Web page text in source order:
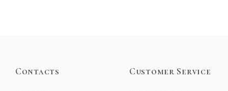
Contacts Customer Service